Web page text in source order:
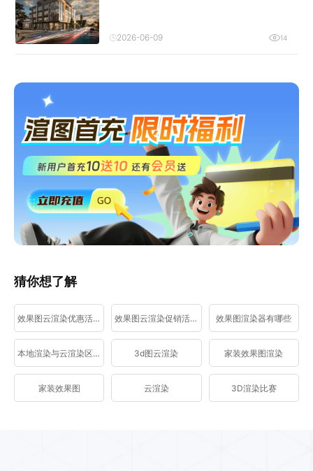
2026-06-09 14
猜你想了解
效果图云渲染优惠活动 效果图云渲染促销活动 效果图渲染器有哪些
本地渲染与云渲染区别 3d图云渲染 家装效果图渲染
家装效果图 云渲染 3D渲染比赛